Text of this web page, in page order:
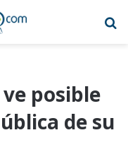
posible
de su